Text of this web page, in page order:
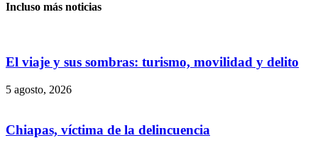
Incluso más noticias
El viaje y sus sombras: turismo, movilidad y delito
5 agosto, 2026
Chiapas, víctima de la delincuencia